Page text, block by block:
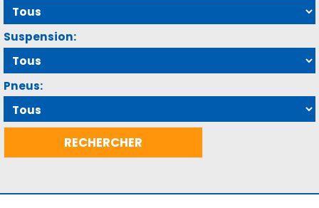
Suspension:
Pneus: